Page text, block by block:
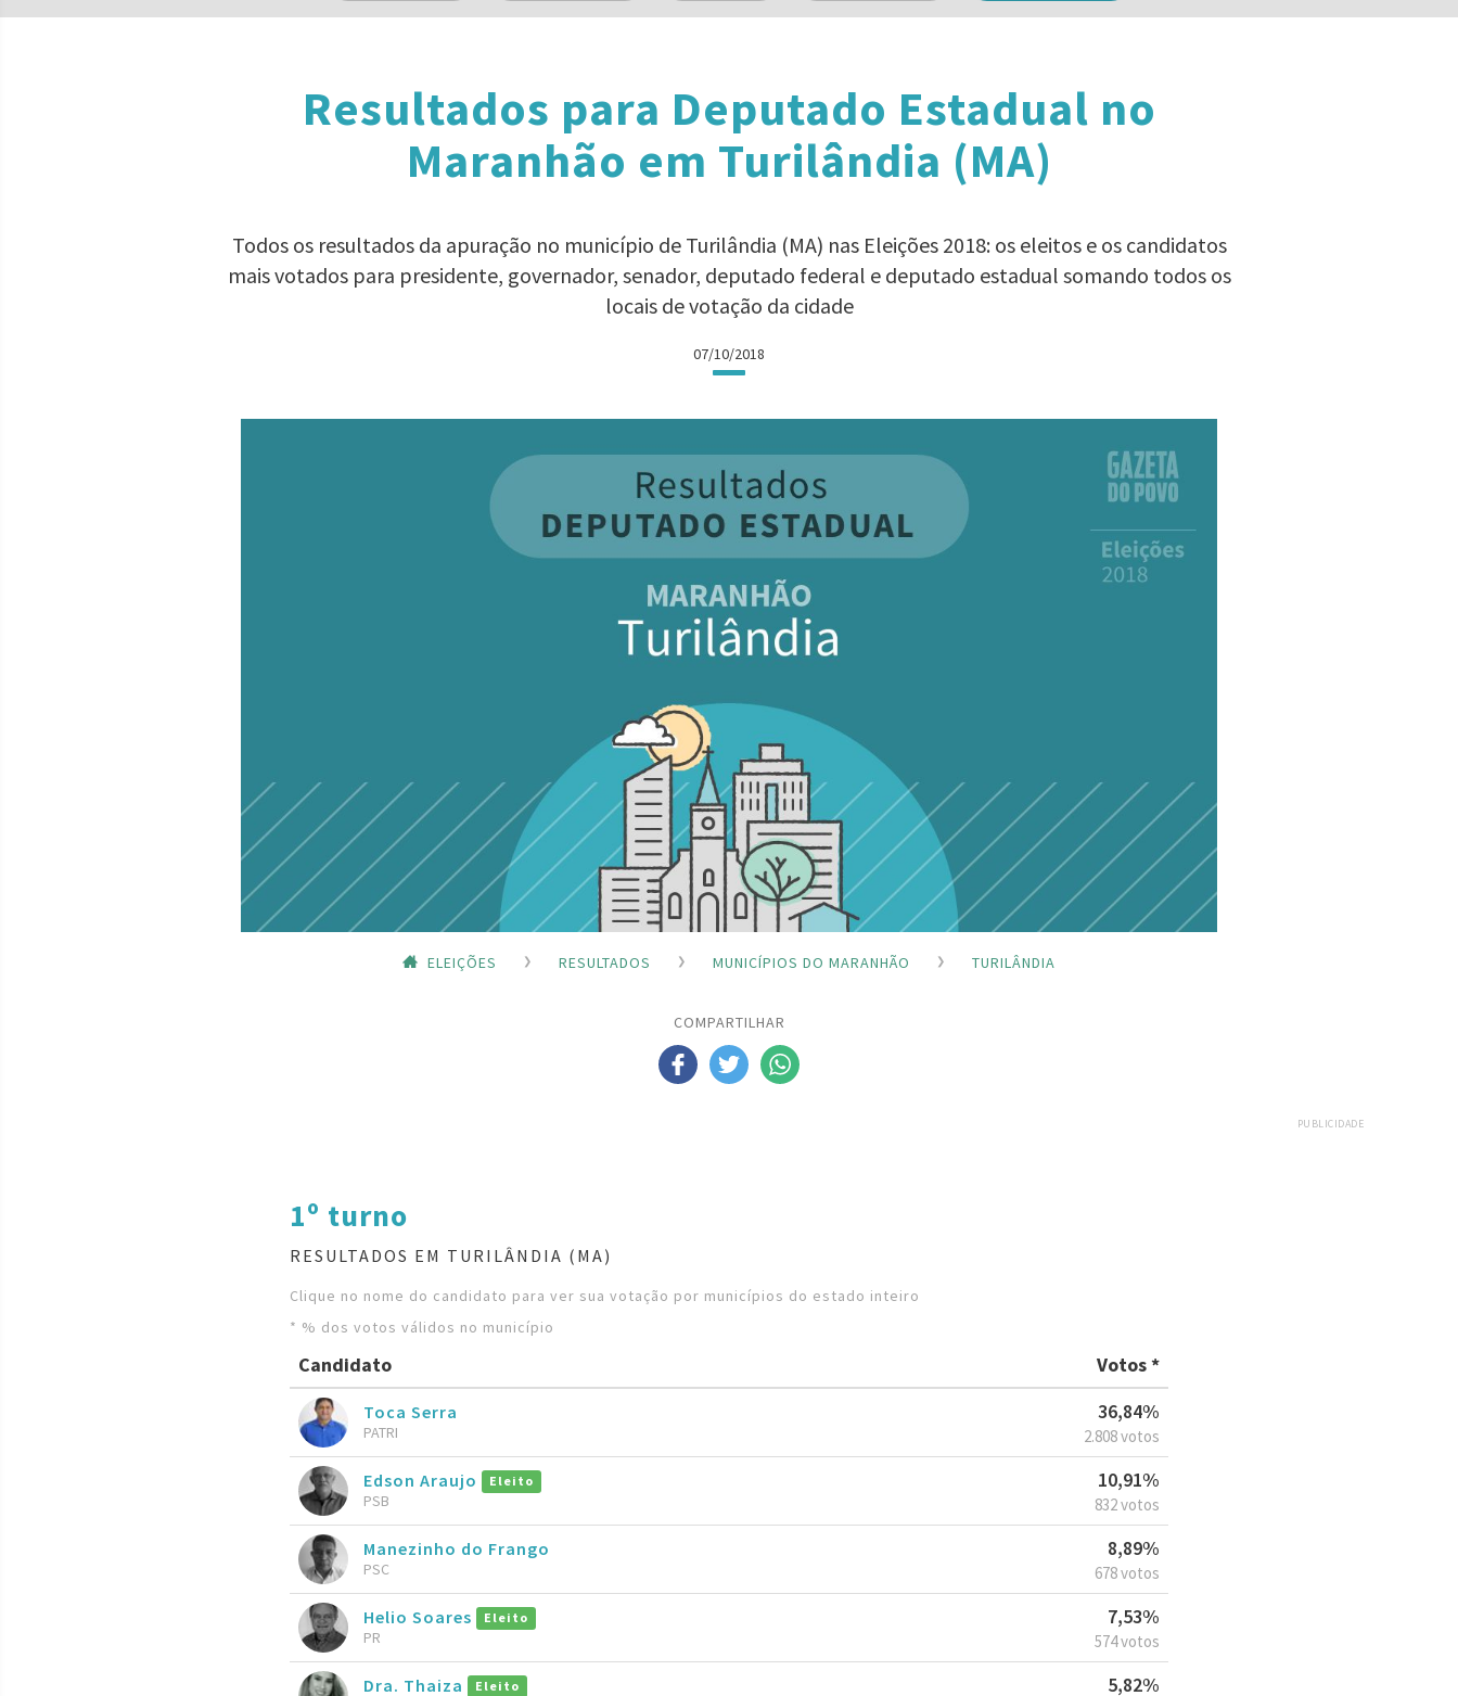
Resultados para Deputado Estadual no
Maranhão em Turilândia (MA)
Todos os resultados da apuração no município de Turilândia (MA) nas Eleições 2018: os eleitos e os candidatos
mais votados para presidente, governador, senador, deputado federal e deputado estadual somando todos os
locais de votação da cidade
07/10/2018
ELEIÇÕES RESULTADOS MUNICÍPIOS DO MARANHÃO TURILÂNDIA
COMPARTILHAR
PUBLICIDADE
1º turno
RESULTADOS EM TURILÂNDIA (MA)
Clique no nome do candidato para ver sua votação por municípios do estado inteiro
* % dos votos válidos no município
Candidato Votos *
Toca Serra
PATRI
36,84%
2.808 votos
Edson Araujo Eleito
PSB
10,91%
832 votos
Manezinho do Frango
PSC
8,89%
678 votos
Helio Soares Eleito
PR
7,53%
574 votos
Dra. Thaiza Eleito 5,82%